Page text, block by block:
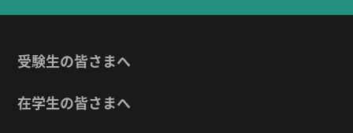
受験生の皆さまへ
在学生の皆さまへ